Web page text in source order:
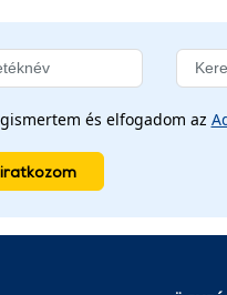
és elfogadom az